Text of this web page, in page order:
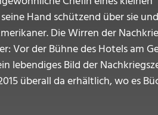
Hand schützend über sie
Die Wirren der
Vor der Bühne des Hotels am
lebendiges Bild der
überall da erhältlich, wo es